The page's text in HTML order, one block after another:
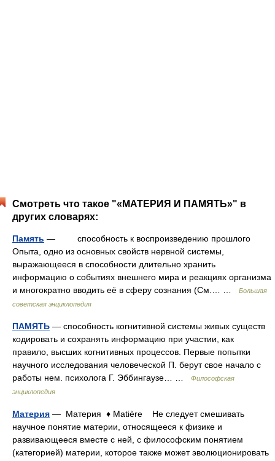
Смотреть что такое "«МАТЕРИЯ И ПАМЯТЬ»" в
других словарях:
Память — способность к воспроизведению прошлого
Опыта, одно из основных свойств нервной системы,
выражающееся в способности длительно хранить
информацию о событиях внешнего мира и реакциях организма
и многократно вводить её в сферу сознания (См.… …
Большая
советская энциклопедия
ПАМЯТЬ — способность когнитивной системы живых существ
кодировать и сохранять информацию при участии, как
правило, высших когнитивных процессов. Первые попытки
научного исследования человеческой П. берут свое начало с
работы нем. психолога Г. Эббингаузе… …
Философская
энциклопедия
Материя — Материя ♦ Matière Не следует смешивать
научное понятие материи, относящееся к физике и
развивающееся вместе с ней, с философским понятием
(категорией) материи, которое также может эволюционировать